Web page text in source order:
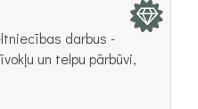
darbus -
un telpu pārbūvi,